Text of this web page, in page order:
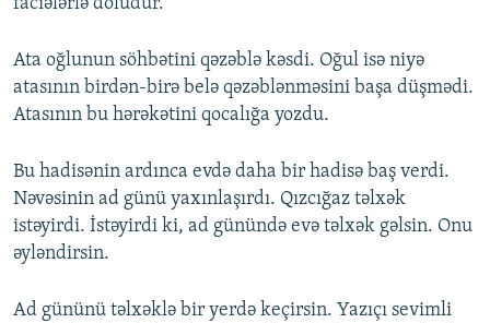
faciələrlə doludur.
Ata oğlunun söhbətini qəzəblə kəsdi. Oğul isə niyə
atasının birdən-birə belə qəzəblənməsini başa düşmədi.
Atasının bu hərəkətini qocalığa yozdu.
Bu hadisənin ardınca evdə daha bir hadisə baş verdi.
Nəvəsinin ad günü yaxınlaşırdı. Qızcığaz təlxək
istəyirdi. İstəyirdi ki, ad günündə evə təlxək gəlsin. Onu
əyləndirsin.
Ad gününü təlxəklə bir yerdə keçirsin. Yazıçı sevimli